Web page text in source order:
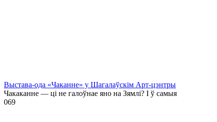
Выстава-ода «Чаканне» у Шагалаўскім Арт-цэнтры
Чакаканне — ці не галоўнае яно на Зямлі? І ў самыя
069